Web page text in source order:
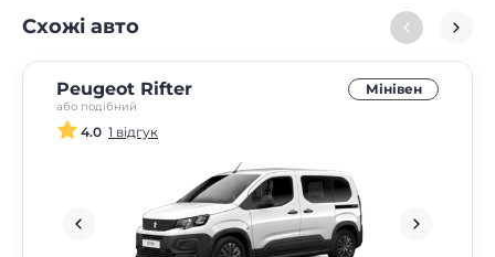
Схожі авто
Peugeot Rifter
або подібний
Мінівен
4.0 1 відгук